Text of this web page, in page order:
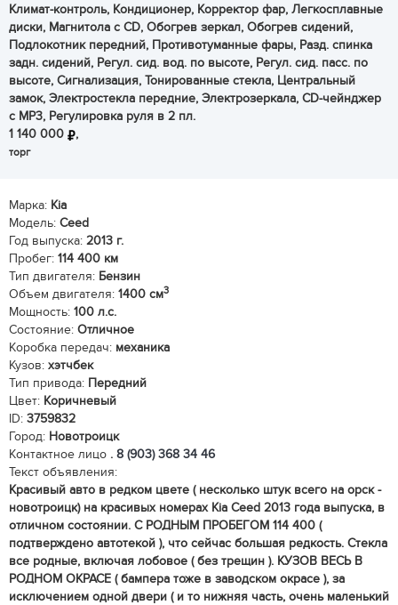
Климат-контроль, Кондиционер, Корректор фар, Легкосплавные
диски, Магнитола с CD, Обогрев зеркал, Обогрев сидений,
Подлокотник передний, Противотуманные фары, Разд. спинка
задн. сидений, Регул. сид. вод. по высоте, Регул. сид. пасс. по
высоте, Сигнализация, Тонированные стекла, Центральный
замок, Электростекла передние, Электрозеркала, CD-чейнджер
c MP3, Регулировка руля в 2 пл.
1 140 000
,
торг
Марка: Kia
Модель: Ceed
Год выпуска: 2013 г.
Пробег: 114 400 км
Тип двигателя: Бензин
Объем двигателя: 1400 см3
Мощность: 100 л.с.
Состояние: Отличное
Коробка передач: механика
Кузов: хэтчбек
Тип привода: Передний
Цвет: Коричневый
ID: 3759832
Город: Новотроицк
Контактное лицо . 8 (903) 368 34 46
Текст объявления:
Красивый авто в редком цвете ( несколько штук всего на орск -
новотроицк) на красивых номерах Kia Ceed 2013 года выпуска, в
отличном состоянии. С РОДНЫМ ПРОБЕГОМ 114 400 (
подтверждено автотекой ), что сейчас большая редкость. Стекла
все родные, включая лобовое ( без трещин ). КУЗОВ ВЕСЬ В
РОДНОМ ОКРАСЕ ( бампера тоже в заводском окрасе ), за
исключением одной двери ( и то нижняя часть, очень маленький